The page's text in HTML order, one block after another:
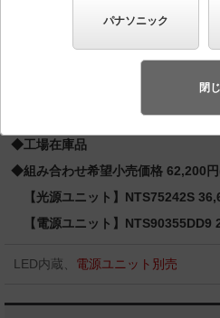
ォールウォッシャタイプ 調
／埋込穴φ125 TOLSO（ト
シャ CDM-R70形1灯器具相
（省エネ・デ
◆工場在庫品
◆組み合わせ希望小売価格 62,200
【光源ユニット】NTS75242S
【電源ユニット】NTS90355DD9
LED内蔵、 電源ユニット別売
パナソニック
閉